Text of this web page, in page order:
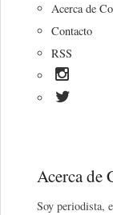
Acerca de
Contacto
RSS
Acerca de
Soy periodista,